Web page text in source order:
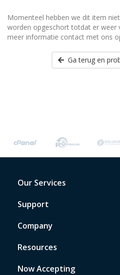
Momenteel hebben we dit item
worden opgeschort totdat er weer
meer informatie contact met ons
Ga terug en
Our Services
Support
Company
Resources
Now Accepting